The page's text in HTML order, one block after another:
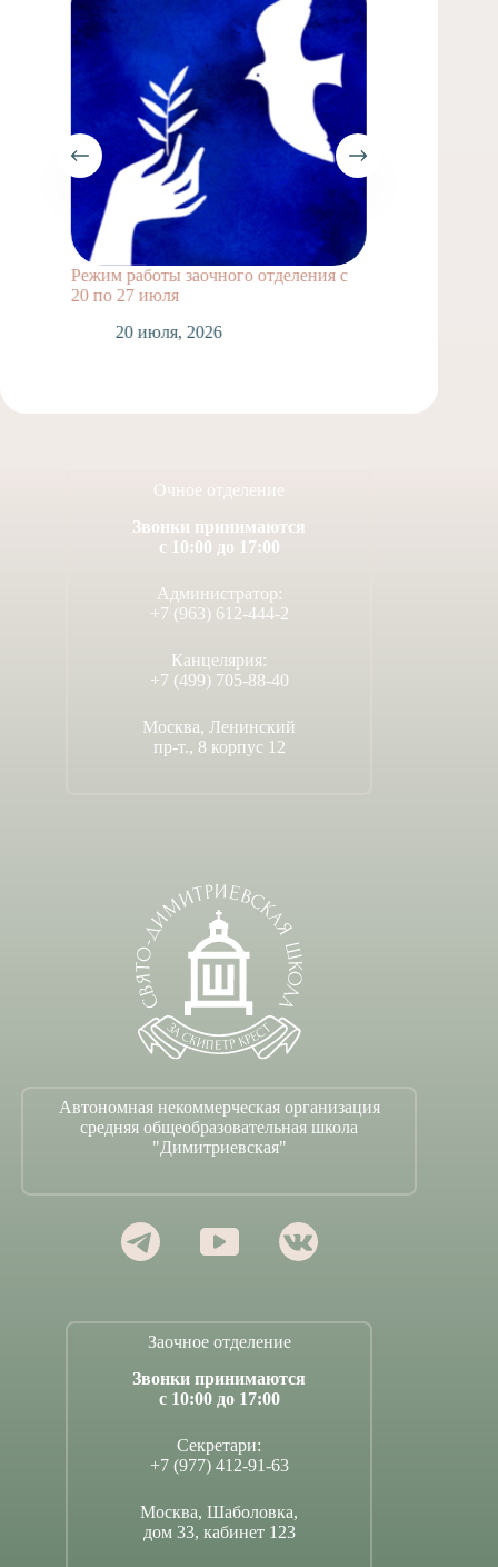
Режим работы заочного отделения с
20 по 27 июля
20 июля, 2026
Очное отделение
Звонки принимаются
с 10:00 до 17:00
Администратор:
+7 (963) 612-444-2
Канцелярия:
+7 (499) 705-88-40
Москва, Ленинский
пр-т., 8 корпус 12
Автономная некоммерческая организация
средняя общеобразовательная школа
"Димитриевская"
Заочное отделение
Звонки принимаются
с 10:00 до 17:00
Секретари:
+7 (977) 412-91-63
Москва, Шаболовка,
дом 33, кабинет 123